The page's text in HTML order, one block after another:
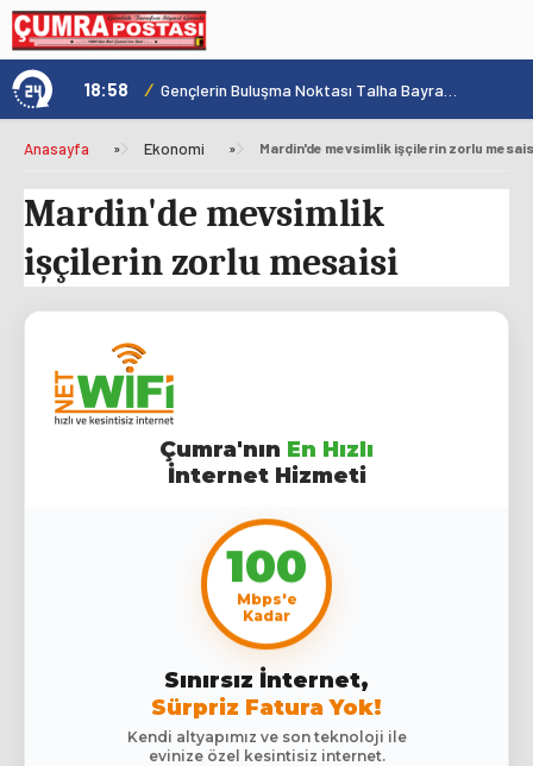
Konya'nın Zengin Mutfağı GastroFest'te Tanıtılacak 18:58 /
Anasayfa » Ekonomi » Mardin'de mevsimlik işçilerin zorlu
Mardin'de mevsimlik
işçilerin zorlu mesaisi
Çumra'nın En Hızlı
İnternet Hizmeti
100
Mbps'e
Kadar
Sınırsız İnternet,
Sürpriz Fatura Yok!
Kendi altyapımız ve son teknoloji ile
evinize özel kesintisiz internet.